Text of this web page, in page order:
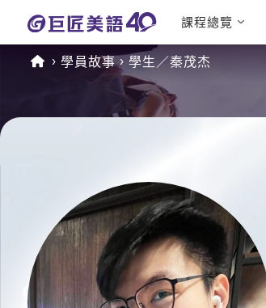
課程總覽
日語課程總
表
學員故事 學生／秦茂杰